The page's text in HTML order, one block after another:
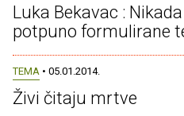
Luka Bekavac :
potpuno formulirane
TEMA • 05.01.2014.
Živi čitaju mrtve